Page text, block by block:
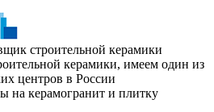
строительной керамики
керамики, имеем один из
центров в России
на керамогранит и плитку